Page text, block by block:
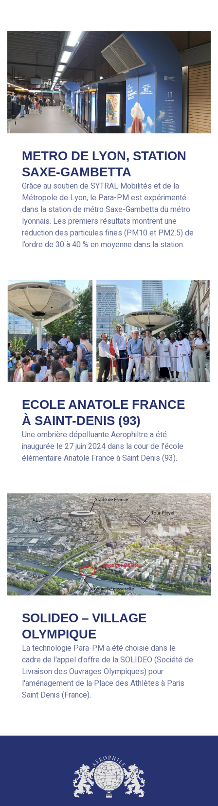
METRO DE LYON, STATION
SAXE-GAMBETTA
Grâce au soutien de SYTRAL Mobilités et de la
Métropole de Lyon, le Para-PM est expérimenté
dans la station de métro Saxe-Gambetta du métro
lyonnais. Les premiers résultats montrent une
réduction des particules fines (PM10 et PM2.5) de
l’ordre de 30 à 40 % en moyenne dans la station.
ECOLE ANATOLE FRANCE
À SAINT-DENIS (93)
Une ombrière dépolluante Aerophiltre a été
inaugurée le 27 juin 2024 dans la cour de l'école
élémentaire Anatole France à Saint Denis (93).
SOLIDEO – VILLAGE
OLYMPIQUE
La technologie Para-PM a été choisie dans le
cadre de l'appel d'offre de la SOLIDEO (Société de
Livraison des Ouvrages Olympiques) pour
l'aménagement de la Place des Athlètes à Paris
Saint Denis (France).